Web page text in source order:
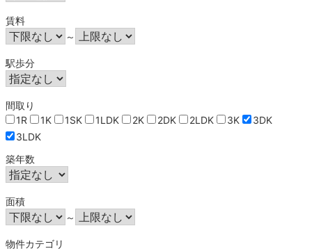
賃料
～
駅歩分
間取り
1R
1K 1SK 1LDK 2K 2DK 2LDK 3K
3DK
3LDK
築年数
面積
～
物件カテゴリ